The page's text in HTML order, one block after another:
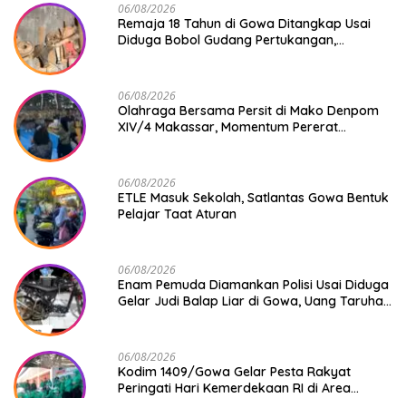
06/08/2026
Remaja 18 Tahun di Gowa Ditangkap Usai
Diduga Bobol Gudang Pertukangan,
06/08/2026
Olahraga Bersama Persit di Mako Denpom
XIV/4 Makassar, Momentum Pererat
06/08/2026
ETLE Masuk Sekolah, Satlantas Gowa Bentuk
Pelajar Taat Aturan
06/08/2026
Enam Pemuda Diamankan Polisi Usai Diduga
Gelar Judi Balap Liar di Gowa, Uang Taruhan
06/08/2026
Kodim 1409/Gowa Gelar Pesta Rakyat
Peringati Hari Kemerdekaan RI di Area